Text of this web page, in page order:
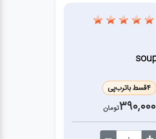
4قسط باترب‌پی
390,000تومان